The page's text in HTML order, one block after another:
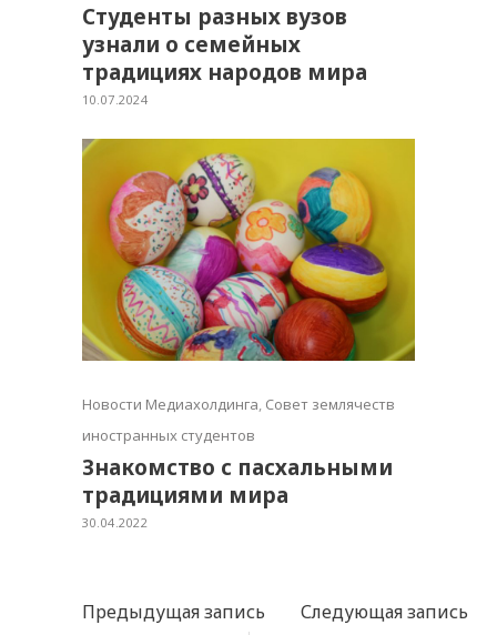
Студенты разных вузов
узнали о семейных
традициях народов мира
10.07.2024
Новости Медиахолдинга, Совет землячеств
иностранных студентов
Знакомство с пасхальными
традициями мира
30.04.2022
Предыдущая запись
Следующая запись